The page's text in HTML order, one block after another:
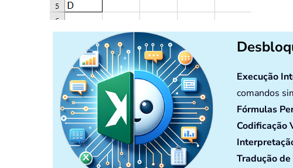
Execução
comandos
Fórmulas
Codificação
Tradução